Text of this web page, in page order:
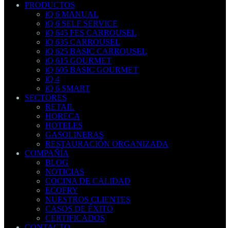
PRODUCTOS
iQ 6 MANUAL
iQ 6 SELF SERVICE
iQ 645 FES CARROUSEL
iQ 635 CARROUSEL
iQ 625 BASIC CARROUSEL
iQ 615 GOURMET
iQ 605 BASIC GOURMET
iQ 4
iQ 6 SMART
SECTORES
RETAIL
HORECA
HOTELES
GASOLINERAS
RESTAURACIÓN ORGANIZADA
COMPAÑÍA
BLOG
NOTICIAS
COCINA DE CALIDAD
ECOFRY
NUESTROS CLIENTES
CASOS DE ÉXITO
CERTIFICADOS